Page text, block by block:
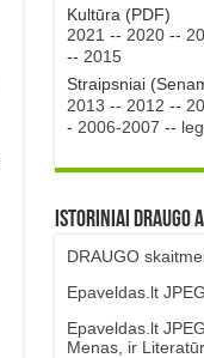
Kultūra (PDF)
2021 -- 2020--
-- 2015
Straipsniai
2013 -- 2012 --
- 2006-2007 --
Istoriniai DRAUGO
DRAUGO
Epaveldas.lt
Epaveldas.lt
Menas, ir